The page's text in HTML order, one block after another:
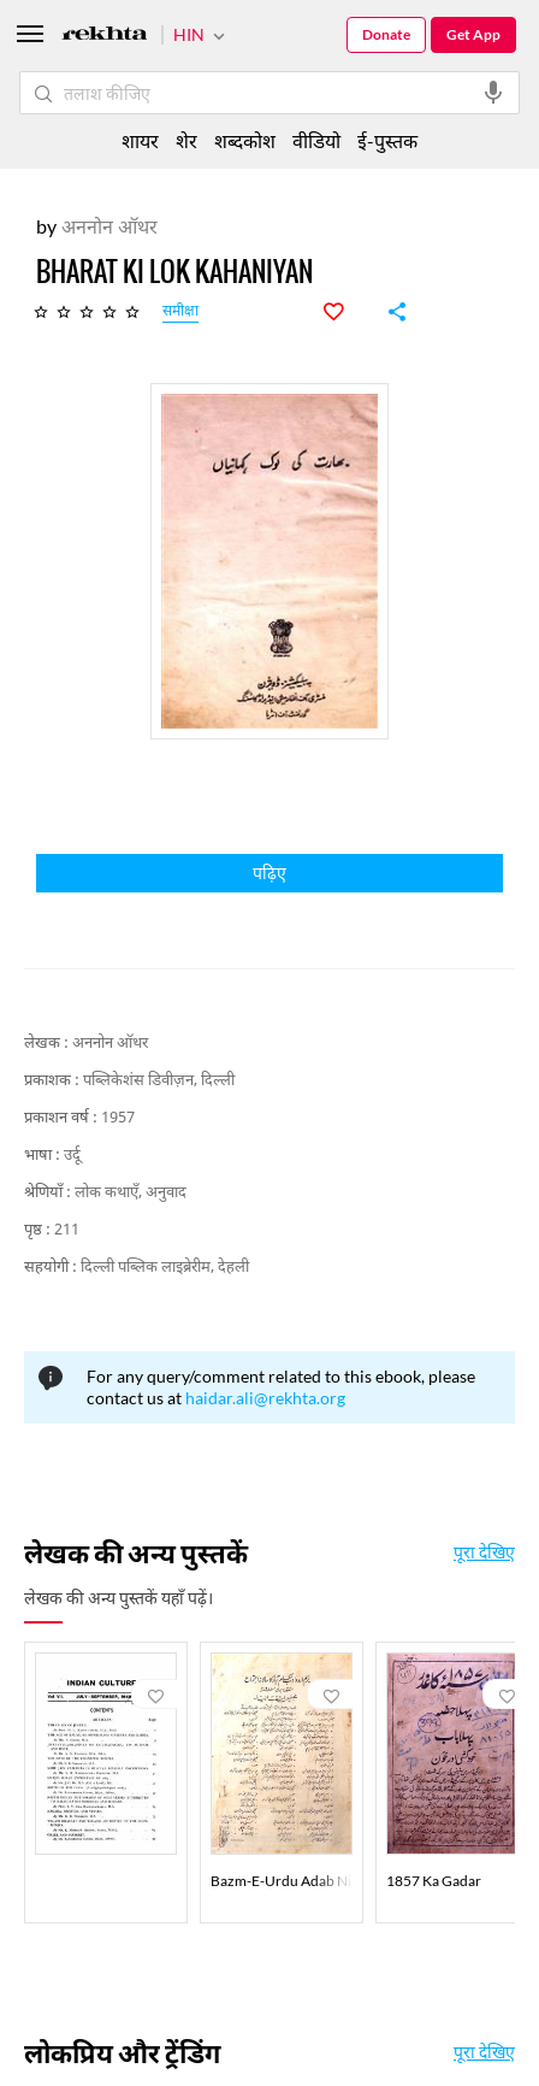
byअननोन ऑथर
BHARAT KI LOK KAHANIYAN
समीक्षा
पढ़िए
लेखक : अननोन ऑथर
प्रकाशक : पब्लिकेशंस डिवीज़न, दिल्ली
प्रकाशन वर्ष : 1957
भाषा : उर्दू
श्रेणियाँ : लोक कथाएँ,अनुवाद
पृष्ठ : 211
सहयोगी : दिल्ली पब्लिक लाइब्रेरीम, देहली
For any query/comment related to this ebook, please
contact us at haidar.ali@rekhta.org
लेखक की अन्य पुस्तकें
लेखक की अन्य पुस्तकें यहाँ पढ़ें।
पूरा देखिए
Bazm-E-Urdu Adab Nizamabad1857 Ka Gadar
लोकप्रिय और ट्रेंडिंग पूरा देखिए
HIN Get App
Donate
शायर शेर शब्दकोश वीडियो ई-पुस्तक